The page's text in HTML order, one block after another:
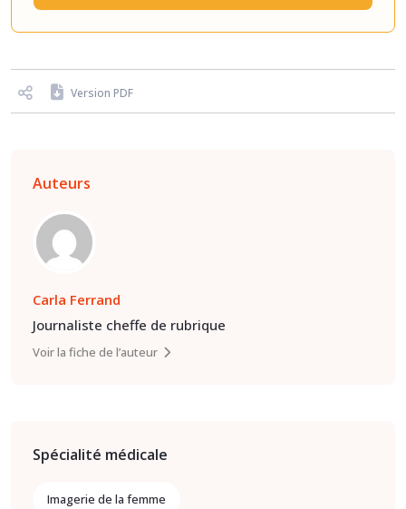
Version PDF
Auteurs
Carla Ferrand
Journaliste cheffe de rubrique
Voir la fiche de l’auteur
Spécialité médicale
Imagerie de la femme